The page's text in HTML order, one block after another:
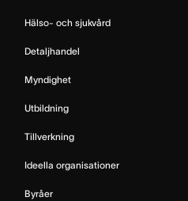
Hälso- och sjukvård
Detaljhandel
Myndighet
Utbildning
Tillverkning
Ideella organisationer
Byråer